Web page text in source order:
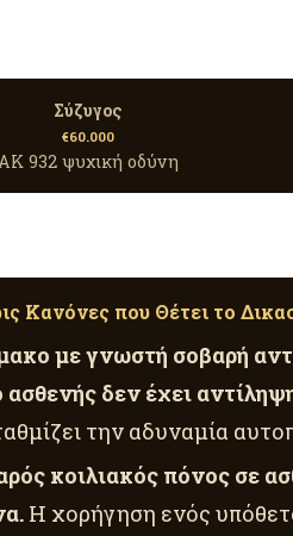
Σύζυγος
€60.000
932 ψυχική οδύνη
Κανόνες που Θέτει το
με γνωστή σοβαρή
ασθενής δεν έχει
την αδυναμία
κοιλιακός πόνος σε
Η χορήγηση ενός